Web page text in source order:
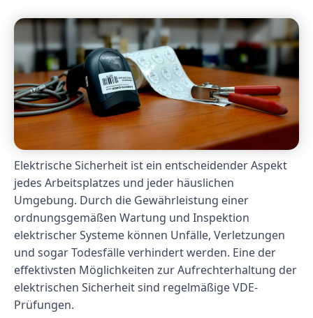
Elektrische Sicherheit ist ein entscheidender Aspekt
jedes Arbeitsplatzes und jeder häuslichen
Umgebung. Durch die Gewährleistung einer
ordnungsgemäßen Wartung und Inspektion
elektrischer Systeme können Unfälle, Verletzungen
und sogar Todesfälle verhindert werden. Eine der
effektivsten Möglichkeiten zur Aufrechterhaltung der
elektrischen Sicherheit sind regelmäßige VDE-
Prüfungen.